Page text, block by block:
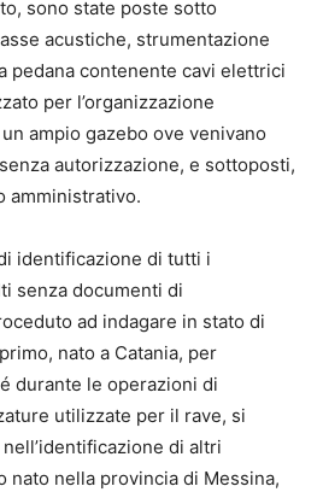
sono state poste sotto
acustiche, strumentazione
pedana contenente cavi elettrici
per l’organizzazione
ampio gazebo ove venivano
autorizzazione, e sottoposti,
amministrativo.
identificazione di tutti i
senza documenti di
ad indagare in stato di
nato a Catania, per
durante le operazioni di
utilizzate per il rave, si
di altri
nato nella provincia di Messina,